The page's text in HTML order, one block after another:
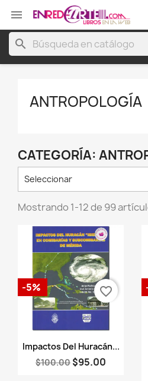

search
ANTROPOLOGÍA
CATEGORÍA:
Seleccionar
Mostrando 1-12 de 99
Vista rápida
Impactos Del Huracán...
$100.00 $95.00
-5% favorite_border